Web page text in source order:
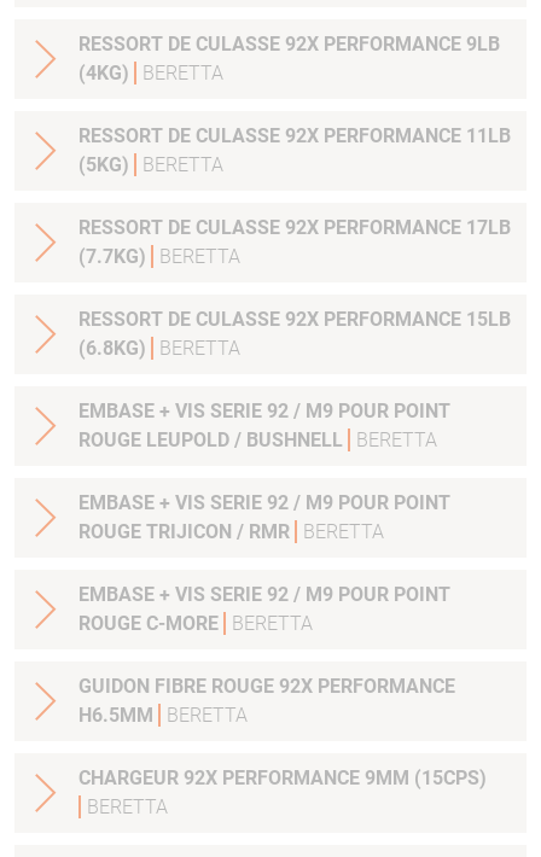
RESSORT DE CULASSE 92X PERFORMANCE 9LB
(4KG)
BERETTA
RESSORT DE CULASSE 92X PERFORMANCE 11LB
(5KG)
BERETTA
RESSORT DE CULASSE 92X PERFORMANCE 17LB
(7.7KG)
BERETTA
RESSORT DE CULASSE 92X PERFORMANCE 15LB
(6.8KG)
BERETTA
EMBASE + VIS SERIE 92 / M9 POUR POINT
ROUGE LEUPOLD / BUSHNELL
BERETTA
EMBASE + VIS SERIE 92 / M9 POUR POINT
ROUGE TRIJICON / RMR
BERETTA
EMBASE + VIS SERIE 92 / M9 POUR POINT
ROUGE C-MORE
BERETTA
GUIDON FIBRE ROUGE 92X PERFORMANCE
H6.5MM
BERETTA
CHARGEUR 92X PERFORMANCE 9MM (15CPS)
BERETTA